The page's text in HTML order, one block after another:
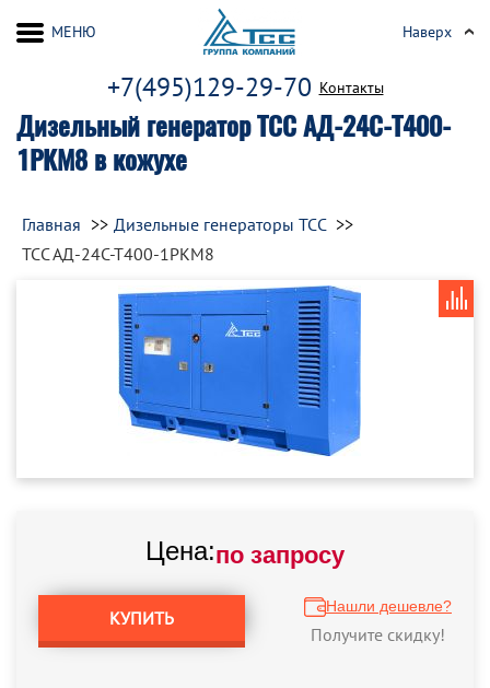
Дизельный генератор ТСС АД-24С-Т400-
1РКМ8 в кожухе
+7(495)129-29-70 Контакты
МЕНЮ Наверх
Главная
Дизельные генераторы ТСС
ТСС АД-24С-Т400-1РКМ8
Цена:по запросу
КУПИТЬ
Нашли дешевле?
Получите скидку!